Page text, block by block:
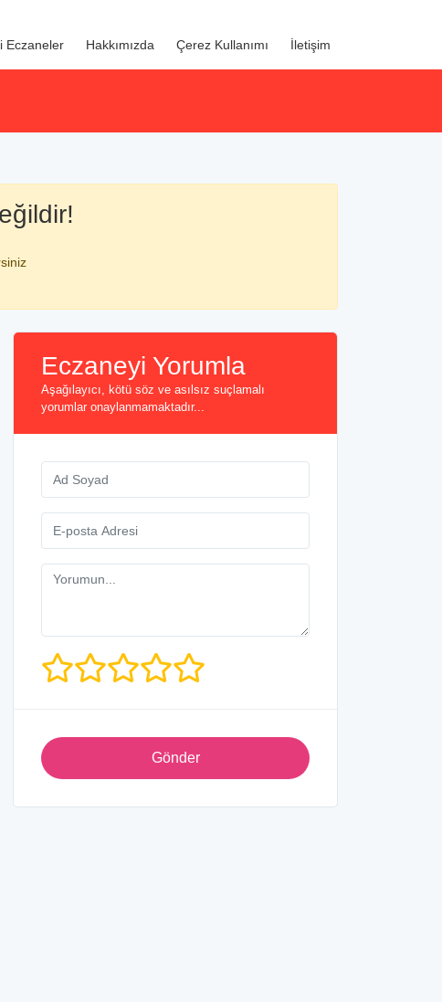
Eczaneler Hakkımızda Çerez Kullanımı İletişim
Eczaneyi Yorumla
Aşağılayıcı, kötü söz ve asılsız suçlamalı
yorumlar onaylanmamaktadır...
Gönder